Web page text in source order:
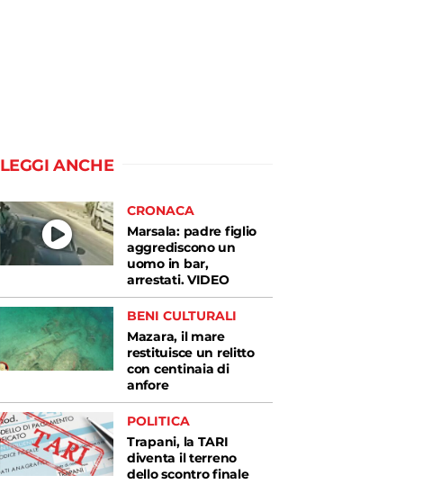
LEGGI ANCHE
CRONACA
Marsala: padre figlio
aggrediscono un
uomo in bar,
arrestati. VIDEO
BENI CULTURALI
Mazara, il mare
restituisce un relitto
con centinaia di
anfore
POLITICA
Trapani, la TARI
diventa il terreno
dello scontro finale